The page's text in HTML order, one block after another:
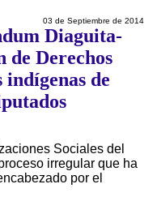
03 de Septiembre de 2014
Diaguita-
de Derechos
indígenas de
Sociales del
irregular que ha
por el